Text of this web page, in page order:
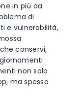
in più da
di
e vulnerabilità,
conservi,
non solo
ma spesso